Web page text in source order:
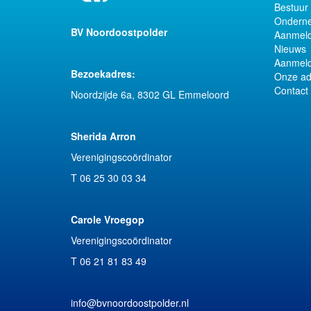
BV Noordoostpolder
Bezoekadres:
Noordzijde 6a, 8302 GL Emmeloord
Sherida Arron
Verenigingscoördinator
T 06 25 30 03 34
Carole Vroegop
Verenigingscoördinator
T 06 21 81 83 49‬
info@bvnoordoostpolder.nl
Bestuur
Nieuws
Onze
Contact